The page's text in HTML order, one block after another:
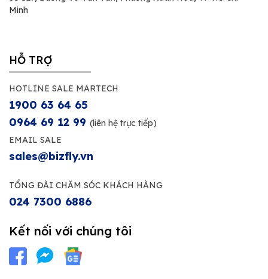
Minh
HỖ TRỢ
HOTLINE SALE MARTECH
1900 63 64 65
0964 69 12 99 (liên hệ trực tiếp)
EMAIL SALE
sales@bizfly.vn
TỔNG ĐÀI CHĂM SÓC KHÁCH HÀNG
024 7300 6886
Kết nối với chúng tôi